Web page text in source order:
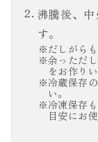
沸騰後、
す。
だしがら
余っただ
をお作り
冷蔵保存
い。
冷凍保存
目安にお